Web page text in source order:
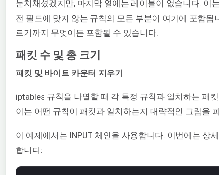
눈치채셨겠지만, 마지막 열에는 레이블이 없습니다. 이
전 필드에 맞지 않는 규칙의 모든 부분이 여기에 포함
르기까지 무엇이든 포함될 수 있습니다.
패킷 수 및 총 크기
패킷 및 바이트 카운터 지우기
iptables 규칙을 나열할 때 각 특정 규칙과 일치하는 패
이는 어떤 규칙이 패킷과 일치하는지 대략적인 그림을
이 예제에서는 INPUT 체인을 사용합니다. 이번에는 상
합니다: